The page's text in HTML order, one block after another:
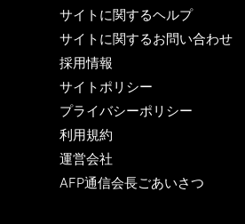
サイトに関するヘルプ
サイトに関するお問い合わせ
採用情報
サイトポリシー
プライバシーポリシー
利用規約
運営会社
AFP通信会長ごあいさつ